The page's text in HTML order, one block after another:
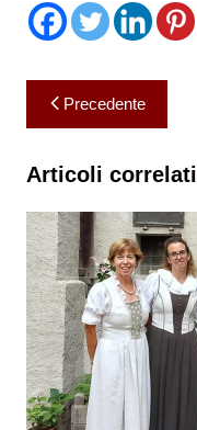
Navigazione
articoli
Precedente
Articoli correlati